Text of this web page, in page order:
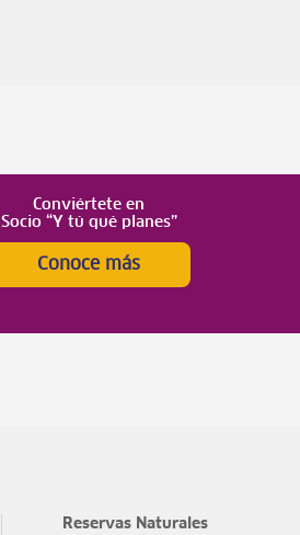
Conviértete en
Socio “Y tú qué planes”
Conoce más
Reservas Naturales